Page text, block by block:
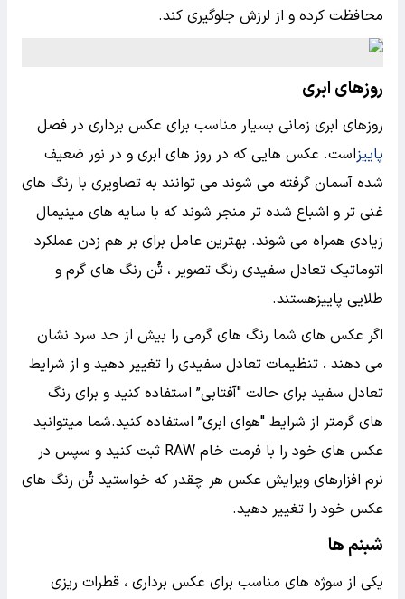
محافظت کرده و از لرزش جلوگیری کند.
روزهای ابری
روزهای ابری زمانی بسیار مناسب برای عکس برداری در فصل
پاییزاست. عکس هایی که در روز های ابری و در نور ضعیف
شده آسمان گرفته می شوند می توانند به تصاویری با رنگ های
غنی تر و اشباع شده تر منجر شوند که با سایه های مینیمال
زیادی همراه می شوند. بهترین عامل برای بر هم زدن عملکرد
اتوماتیک تعادل سفیدی رنگ تصویر ، تُن رنگ های گرم و
طلایی پاییزهستند.
اگر عکس های شما رنگ های گرمی را بیش از حد سرد نشان
می دهند ، تنظیمات تعادل سفیدی را تغییر دهید و از شرایط
تعادل سفید برای حالت "آفتابی” استفاده کنید و برای رنگ
های گرمتر از شرایط "هوای ابری” استفاده کنید.شما میتوانید
عکس های خود را با فرمت خام RAW ثبت کنید و سپس در
نرم افزارهای ویرایش عکس هر چقدر که خواستید تُن رنگ های
عکس خود را تغییر دهید.
شبنم ها
یکی از سوژه های مناسب برای عکس برداری ، قطرات ریزی